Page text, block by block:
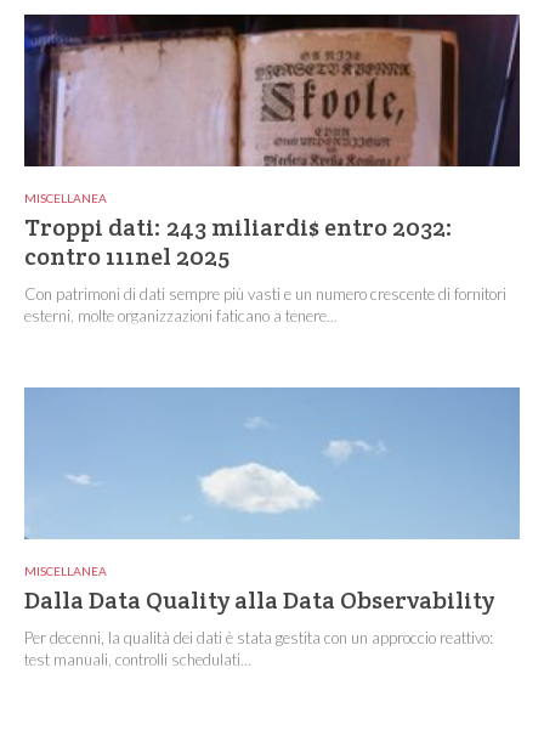
MISCELLANEA
Troppi dati: 243 miliardi$ entro 2032:
contro 111nel 2025
Con patrimoni di dati sempre più vasti e un numero crescente di fornitori
esterni, molte organizzazioni faticano a tenere...
MISCELLANEA
Dalla Data Quality alla Data Observability
Per decenni, la qualità dei dati è stata gestita con un approccio reattivo:
test manuali, controlli schedulati...